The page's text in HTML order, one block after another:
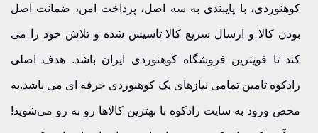
تفاوت فلاسک استنلی کلاسیک و ادونچر | کدام مناسب توست؟
کوهنوردی، با پایبندی به سه اصل، پرداخت امن، ضمانت اصل
بودن کالا و ارسال سریع کالا تاسیس شده و تلاش خود را می
کند تا قویترین فروشگاه کوهنوردی ایران باشد. هدف اصلی
رادکوه تامین تمامی نیازهای یک کوهنوردی حرفه ای می باشد.به
محض ورود به سایت رادکوه با بهترین کالاها رو به رو می‌شوید!